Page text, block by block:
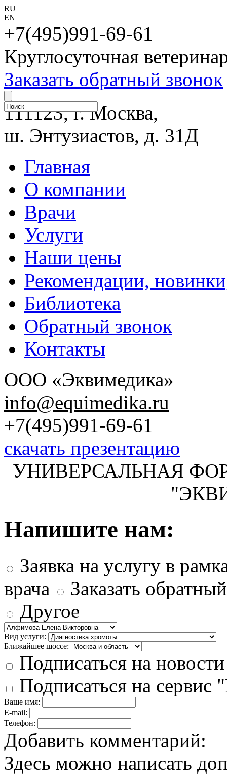
RU
EN
+7(495)991-69-61
Круглосуточная
Заказать обратный звонок
111123, г. Москва,
ш. Энтузиастов, д. 31Д
Главная
О компании
Врачи
Услуги
Наши цены
Рекомендации,
Библиотека
Обратный звонок
Контакты
ООО «Эквимедика»
info@equimedika.ru
+7(495)991-69-61
скачать презентацию
УНИВЕРСАЛЬНАЯ
Напишите нам:
Заявка на услугу в
врача
Заказать
Другое
Вид услуги:
Ближайшее шоссе:
Подписаться на новости
Подписаться на сервис
Ваше имя:
E-mail:
Телефон:
Добавить комментарий:
Здесь можно написать